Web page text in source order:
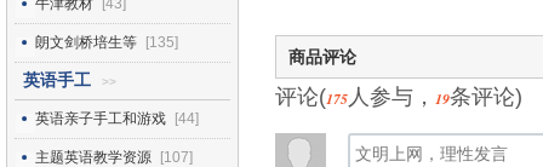
牛津教材 [43]
朗文剑桥培生等 [135]
英语手工 >>
英语亲子手工和游戏 [44]
主题英语教学资源 [107]
商品评论
评论(175人参与， 19条评论)